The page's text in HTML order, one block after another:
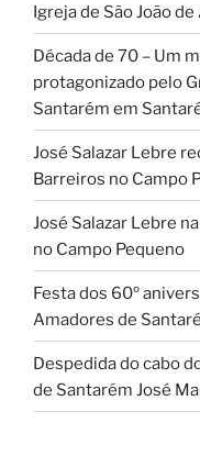
Igreja de São João
Década de 70 – Um
protagonizado pelo
Santarém em
José Salazar Lebre
Barreiros no Campo
José Salazar Lebre
no Campo Pequeno
Festa dos 60º
Amadores de
Despedida do cabo
de Santarém José